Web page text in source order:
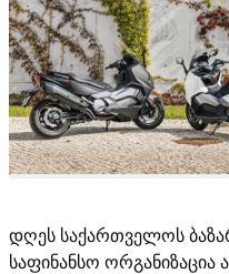
დღეს საქართველოს
საფინანსო ორგანიზაცია